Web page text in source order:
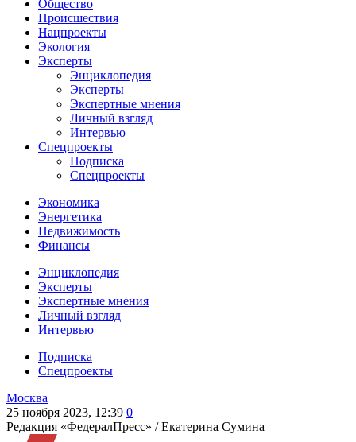
Общество
Происшествия
Нацпроекты
Экология
Эксперты
Энциклопедия
Эксперты
Экспертные мнения
Личный взгляд
Интервью
Спецпроекты
Подписка
Спецпроекты
Экономика
Энергетика
Недвижимость
Финансы
Энциклопедия
Эксперты
Экспертные мнения
Личный взгляд
Интервью
Подписка
Спецпроекты
Москва
25 ноября 2023, 12:39 0
Редакция «ФедералПресс» /Екатерина Сумина